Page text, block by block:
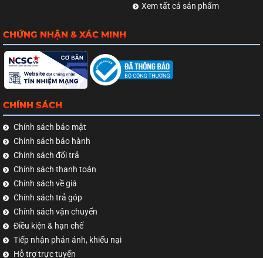
Xem tất cả sản phẩm
CHỨNG NHẬN & XÁC MINH
CHÍNH SÁCH
Chính sách bảo mật
Chính sách bảo hành
Chính sách đổi trả
Chính sách thanh toán
Chính sách về giá
Chính sách trả góp
Chính sách vận chuyển
Điều kiện & hạn chế
Tiếp nhận phản ánh, khiếu nại
Hỗ trợ trực tuyến